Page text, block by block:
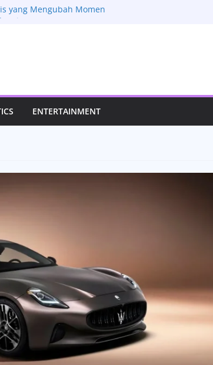
yang Mengubah Momen
Keindahan Alam
yang Kaya Rempah
Jadi Sorotan, Aktivitas
Fitur Mobil Lama yang Masih
ENTERTAINMENT